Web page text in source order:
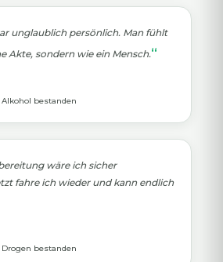
unglaublich persönlich. Man fühlt
Akte, sondern wie ein Mensch.
bestanden
wäre ich sicher
fahre ich wieder und kann endlich
bestanden